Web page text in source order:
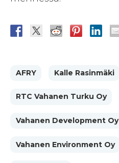
AFRY Kalle Rasinmäki
RTC Vahanen Turku Oy
Vahanen Development Oy
Vahanen Environment Oy